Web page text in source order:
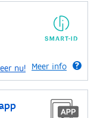
Meer info
nu!